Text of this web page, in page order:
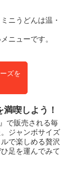
ニうどんは温・
ニューです。
ズを
喫しよう！
で販売される毎
ジャンボサイズ
で楽しめる贅沢
足を運んでみて